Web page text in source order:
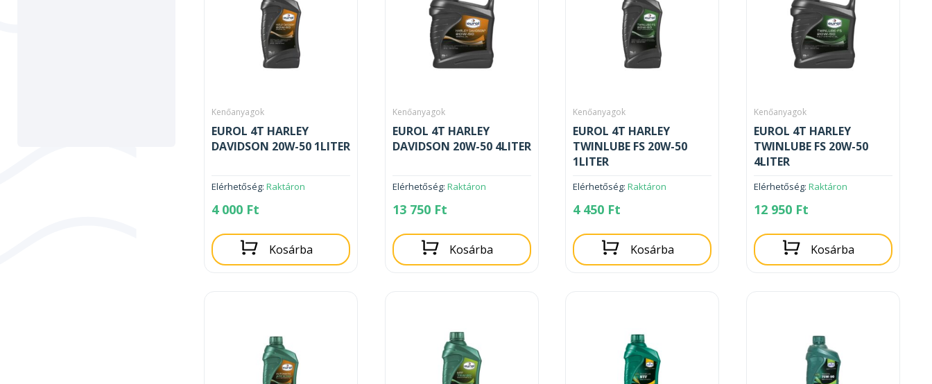
Kenőanyagok
EUROL 4T HARLEY
DAVIDSON 20W-50 1LITER
Elérhetőség:Raktáron
4 000 Ft
Kosárba
Kenőanyagok
EUROL 4T HARLEY
DAVIDSON 20W-50 4LITER
Elérhetőség: Raktáron
13 750 Ft
Kosárba
Kenőanyagok
EUROL 4T HARLEY
TWINLUBE FS 20W-50
1LITER
Elérhetőség:Raktáron
4 450 Ft
Kosárba
Kenőanyagok
EUROL 4T HARLEY
TWINLUBE FS 20W-50
4LITER
Elérhetőség: Raktáron
12 950 Ft
Kosárba